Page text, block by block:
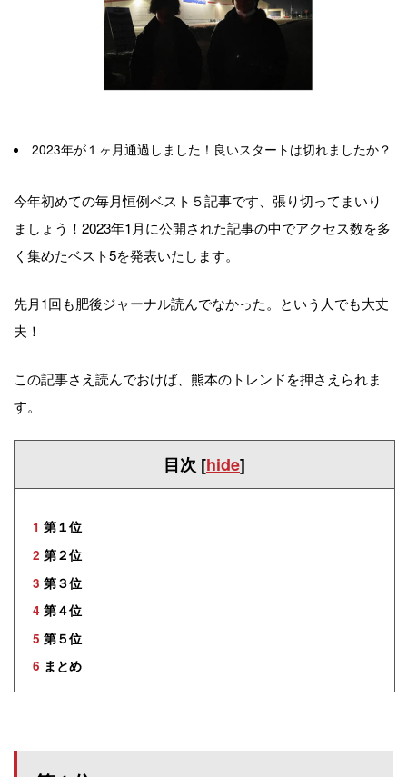
2023年が１ヶ月通過しました！良いスタートは切れましたか？
今年初めての毎月恒例ベスト５記事です、張り切ってまいり
ましょう！2023年1月に公開された記事の中でアクセス数を多
く集めたベスト5を発表いたします。
先月1回も肥後ジャーナル読んでなかった。という人でも大丈
夫！
この記事さえ読んでおけば、熊本のトレンドを押さえられま
す。
目次 [hide]
1 第１位
2 第２位
3 第３位
4 第４位
5 第５位
6 まとめ